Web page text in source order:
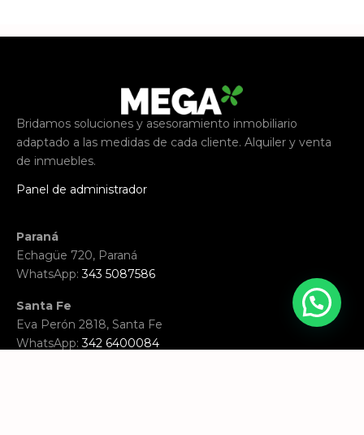
Bridamos soluciones y asesoramiento inmobiliario
adaptado a las medidas de cada cliente. Alquiler y venta
de inmuebles.
Panel de administrador
Paraná
Echagüe 720, Paraná
WhatsApp:343 5087586
Santa Fe
Eva Perón 2818, Santa Fe
WhatsApp:342 6400084